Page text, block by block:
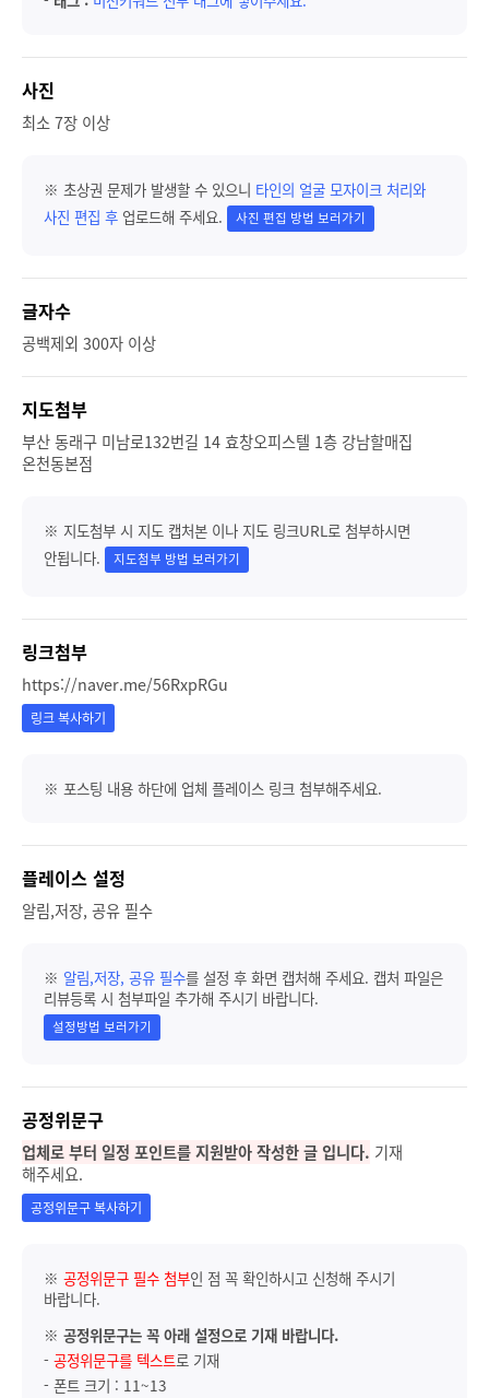
사진
최소 7장 이상
※ 초상권 문제가 발생할 수 있으니 타인의 얼굴 모자이크 처리와
사진 편집 후 업로드해 주세요. 사진 편집 방법 보러가기
글자수
공백제외 300자 이상
지도첨부
부산 동래구 미남로132번길 14 효창오피스텔 1층 강남할매집
온천동본점
※ 지도첨부 시 지도 캡처본 이나 지도 링크URL로 첨부하시면
안됩니다.
지도첨부 방법 보러가기
링크첨부
https://naver.me/56RxpRGu
링크 복사하기
※ 포스팅 내용 하단에 업체 플레이스 링크 첨부해주세요.
플레이스 설정
알림,저장, 공유 필수
※ 알림,저장, 공유 필수를 설정 후 화면 캡처해 주세요. 캡처 파일은
리뷰등록 시 첨부파일 추가해 주시기 바랍니다.
설정방법 보러가기
공정위문구
업체로 부터 일정 포인트를 지원받아 작성한 글 입니다. 기재
해주세요.
공정위문구 복사하기
※ 공정위문구 필수 첨부인 점 꼭 확인하시고 신청해 주시기
바랍니다.
※ 공정위문구는 꼭 아래 설정으로 기재 바랍니다.
- 공정위문구를 텍스트로 기재
- 폰트 크기 : 11~13